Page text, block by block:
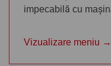
impecabilă cu
Vizualizare meniu →